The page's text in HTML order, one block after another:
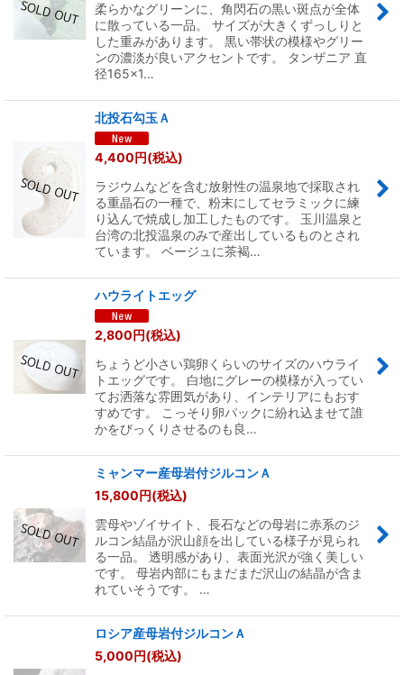
柔らかなグリーンに、角閃石の黒い斑点が全体
に散っている一品。 サイズが大きくずっしりと
した重みがあります。 黒い帯状の模様やグリー
ンの濃淡が良いアクセントです。 タンザニア 直
径165×1…
北投石勾玉Ａ
4,400円(税込)
ラジウムなどを含む放射性の温泉地で採取され
る重晶石の一種で、粉末にしてセラミックに練
り込んで焼成し加工したものです。 玉川温泉と
台湾の北投温泉のみで産出しているものとされ
ています。 ベージュに茶褐…
ハウライトエッグ
2,800円(税込)
ちょうど小さい鶏卵くらいのサイズのハウライ
トエッグです。 白地にグレーの模様が入ってい
てお洒落な雰囲気があり、インテリアにもおす
すめです。 こっそり卵パックに紛れ込ませて誰
かをびっくりさせるのも良…
ミャンマー産母岩付ジルコンＡ
15,800円(税込)
雲母やゾイサイト、長石などの母岩に赤系のジ
ルコン結晶が沢山顔を出している様子が見られ
る一品。 透明感があり、表面光沢が強く美しい
です。 母岩内部にもまだまだ沢山の結晶が含ま
れていそうです。 …
ロシア産母岩付ジルコンＡ
5,000円(税込)